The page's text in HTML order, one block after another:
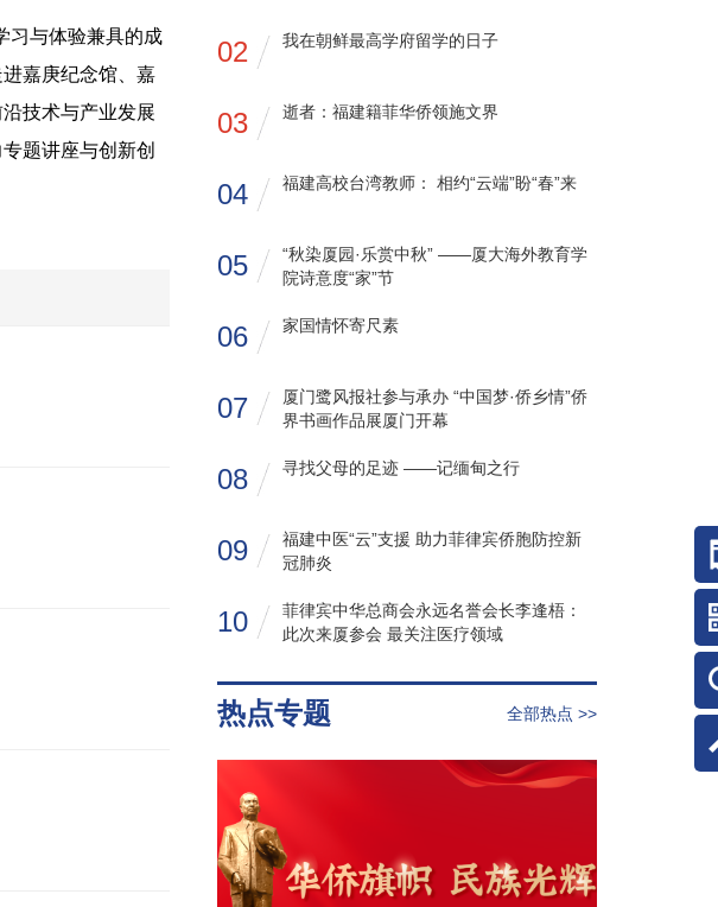
习与体验兼具的成
嘉庚纪念馆、嘉
技术与产业发展
题讲座与创新创
02 我在朝鲜最高学府留学的日子
03 逝者：福建籍菲华侨领施文界
04 福建高校台湾教师： 相约“云端”盼“春”来
05
“秋染厦园·乐赏中秋” ——厦大海外教育学
院诗意度“家”节
06 家国情怀寄尺素
07
厦门鹭风报社参与承办 “中国梦·侨乡情”侨
界书画作品展厦门开幕
08 寻找父母的足迹 ——记缅甸之行
09
福建中医“云”支援 助力菲律宾侨胞防控新
冠肺炎
10
菲律宾中华总商会永远名誉会长李逢梧：
此次来厦参会 最关注医疗领域
热点专题 全部热点 >>